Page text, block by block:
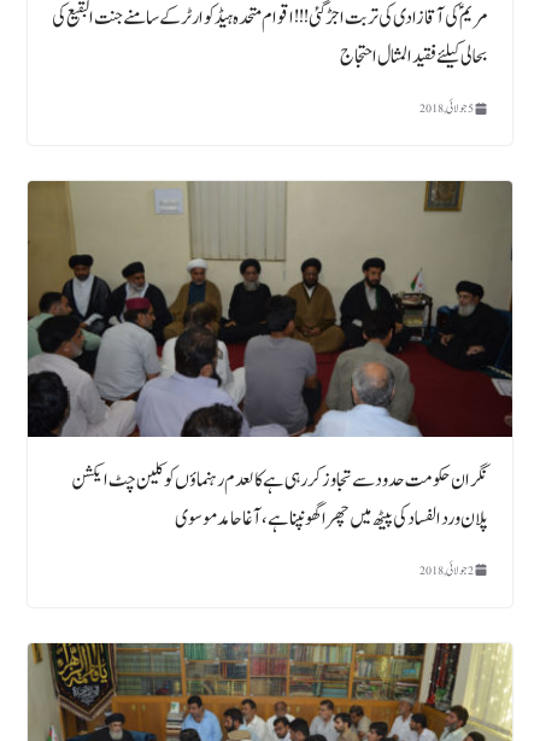
مریم ؑ کی آقا زادی کی تربت اجڑ گئی!!! اقوام متحدہ ہیڈکوارٹر کے سامنے جنت البقیع کی
بحالی کیلئے فقید المثال احتجاج
5 جولائی, 2018
نگران حکومت حدود سے تجاوز کررہی ہے کالعدم رہنماؤں کو کلین چٹ ایکشن
پلان و رد الفساد کی پیٹھ میں چھرا گھونپنا ہے ،آغا حامد موسوی
2 جولائی, 2018